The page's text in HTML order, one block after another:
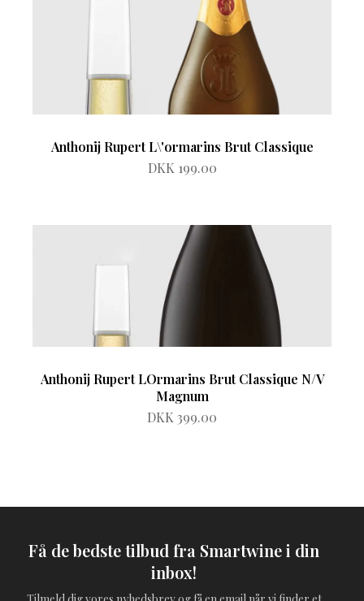
Anthonij Rupert L\'ormarins Brut Classique
DKK 199.00
Anthonij Rupert LOrmarins Brut Classique N/V
Magnum
DKK 399.00
Få de bedste tilbud fra Smartwine i din
inbox!